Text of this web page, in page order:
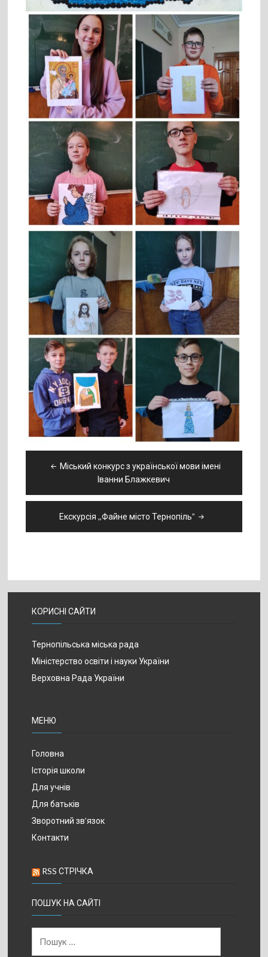
записівМіський конкурс з української мови імені
Іванни Блажкевич
Екскурсія ,,Файне місто Тернопіль”
КОРИСНІ САЙТИ
Тернопільська міська рада
Міністерство освіти і науки України
Верховна Рада України
МЕНЮ
Головна
Історія школи
Для учнів
Для батьків
Зворотний зв’язок
Контакти
RSS СТРІЧКА
ПОШУК НА САЙТІ